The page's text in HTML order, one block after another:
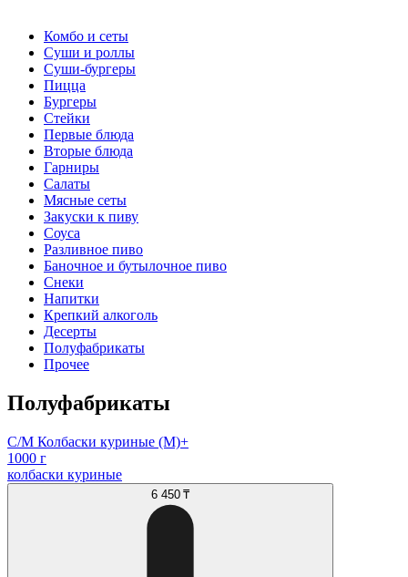
Комбо и сеты
Суши и роллы
Суши-бургеры
Пицца
Бургеры
Стейки
Первые блюда
Вторые блюда
Гарниры
Салаты
Мясные сеты
Закуски к пиву
Соуса
Разливное пиво
Баночное и бутылочное пиво
Снеки
Напитки
Крепкий алкоголь
Десерты
Полуфабрикаты
Прочее
Полуфабрикаты
С/М Колбаски куриные (М)+
1000 г
колбаски куриные
6 450 ₸